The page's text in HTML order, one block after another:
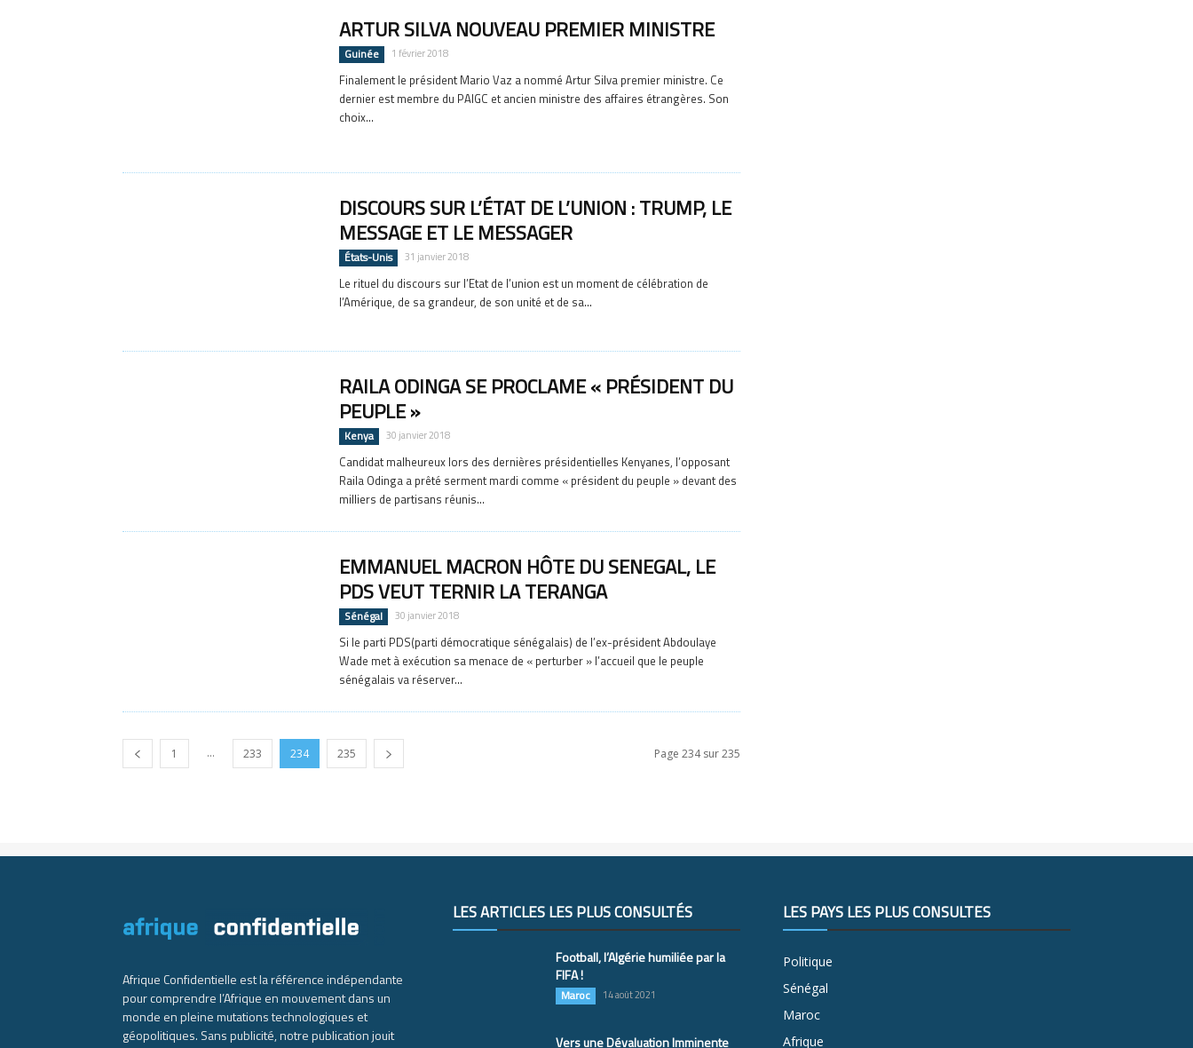
ARTUR SILVA NOUVEAU PREMIER MINISTRE
Guinée 1 février 2018
Finalement le président Mario Vaz a nommé Artur Silva premier ministre. Ce
dernier est membre du PAIGC et ancien ministre des affaires étrangères. Son
choix...
DISCOURS SUR L’ÉTAT DE L’UNION : TRUMP, LE
MESSAGE ET LE MESSAGER
États-Unis 31 janvier 2018
Le rituel du discours sur l’Etat de l’union est un moment de célébration de
l’Amérique, de sa grandeur, de son unité et de sa...
RAILA ODINGA SE PROCLAME « PRÉSIDENT DU
PEUPLE »
Kenya 30 janvier 2018
Candidat malheureux lors des dernières présidentielles Kenyanes, l’opposant
Raila Odinga a prêté serment mardi comme « président du peuple » devant des
milliers de partisans réunis...
EMMANUEL MACRON HÔTE DU SENEGAL, LE
PDS VEUT TERNIR LA TERANGA
Sénégal 30 janvier 2018
Si le parti PDS(parti démocratique sénégalais) de l’ex-président Abdoulaye
Wade met à exécution sa menace de « perturber » l’accueil que le peuple
sénégalais va réserver...
1 ... 233 234 235 Page 234 sur 235
Afrique Confidentielle est la référence indépendante
pour comprendre l’Afrique en mouvement dans un
monde en pleine mutations technologiques et
géopolitiques. Sans publicité, notre publication jouit
LES ARTICLES LES PLUS CONSULTÉS
Football, l’Algérie humiliée par la
FIFA !
Maroc 14 août 2021
Vers une Dévaluation Imminente
LES PAYS LES PLUS CONSULTÉS
Politique
Sénégal
Maroc
Afrique